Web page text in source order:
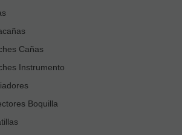
Cañas
Instrumento
Boquilla